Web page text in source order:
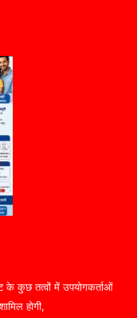
के कुछ तत्वों में उपयोगकर्ताओं
होगी,